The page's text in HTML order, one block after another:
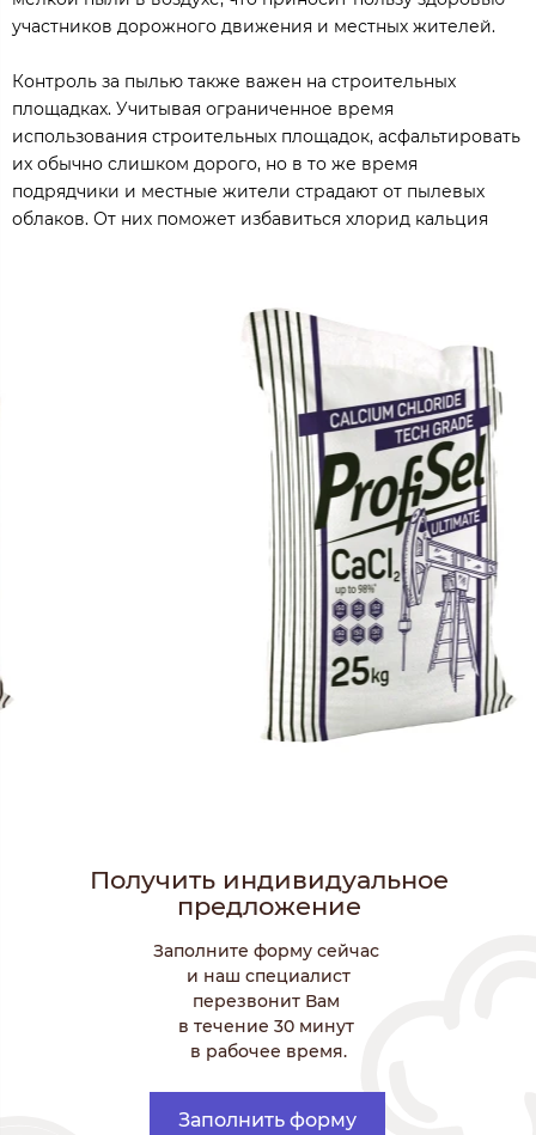
участников дорожного движения и местных жителей.
Контроль за пылью также важен на строительных
площадках. Учитывая ограниченное время
использования строительных площадок, асфальтировать
их обычно слишком дорого, но в то же время
подрядчики и местные жители страдают от пылевых
облаков. От них поможет избавиться хлорид кальция
Получить индивидуальное
предложение
Заполните форму сейчас
и наш специалист
перезвонит Вам
в течение 30 минут
в рабочее время.
Заполнить форму